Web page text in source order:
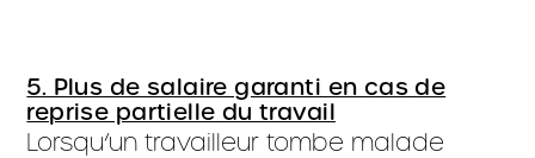
5. Plus de salaire garanti en cas de
reprise partielle du travail
Lorsqu’un travailleur tombe malade